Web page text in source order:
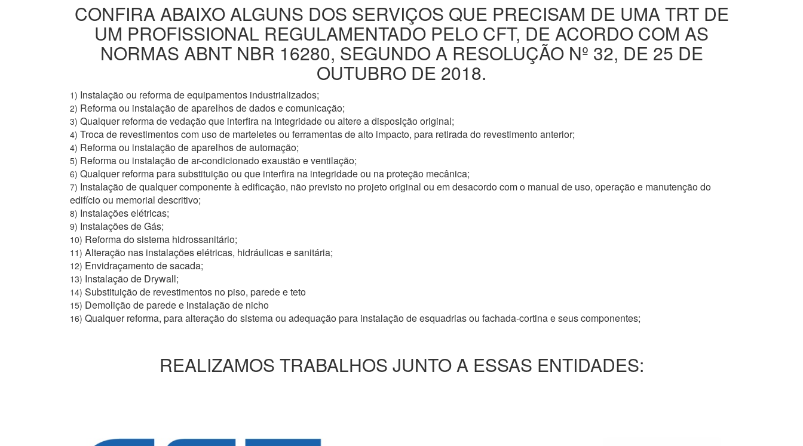
CONFIRA ABAIXO ALGUNS DOS SERVIÇOS QUE PRECISAM DE UMA TRT DE
UM PROFISSIONAL REGULAMENTADO PELO CFT, DE ACORDO COM AS
NORMAS ABNT NBR 16280, SEGUNDO A RESOLUÇÃO Nº 32, DE 25 DE
OUTUBRO DE 2018.
1) Instalação ou reforma de equipamentos industrializados;
2) Reforma ou instalação de aparelhos de dados e comunicação;
3) Qualquer reforma de vedação que interfira na integridade ou altere a disposição original;
4) Troca de revestimentos com uso de marteletes ou ferramentas de alto impacto, para retirada do revestimento anterior;
4) Reforma ou instalação de aparelhos de automação;
5) Reforma ou instalação de ar-condicionado exaustão e ventilação;
6) Qualquer reforma para substituição ou que interfira na integridade ou na proteção mecânica;
7) Instalação de qualquer componente à edificação, não previsto no projeto original ou em desacordo com o manual de uso, operação e manutenção do
edifício ou memorial descritivo;
8) Instalações elétricas;
9) Instalações de Gás;
10) Reforma do sistema hidrossanitário;
11) Alteração nas instalações elétricas, hidráulicas e sanitária;
12) Envidraçamento de sacada;
13) Instalação de Drywall;
14) Substituição de revestimentos no piso, parede e teto
15) Demolição de parede e instalação de nicho
16) Qualquer reforma, para alteração do sistema ou adequação para instalação de esquadrias ou fachada-cortina e seus componentes;
REALIZAMOS TRABALHOS JUNTO A ESSAS ENTIDADES: